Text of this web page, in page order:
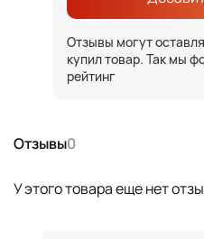
Отзывы0
У этого товара еще нет
Отзывы могут
купил товар. Так мы
рейтинг